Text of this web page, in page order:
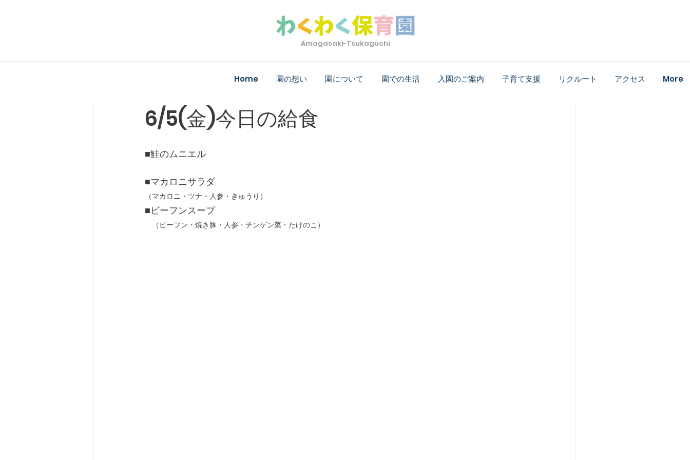
Amagasaki-Tsukaguchi
Home 園の想い 園について 園での生活 入園のご案内 子育て支援 リクルート アクセス More
6/5(金)今日の給食
■鮭のムニエル
■マカロニサラダ
（マカロニ・ツナ・人参・きゅうり）
■ビーフンスープ
（ビーフン・焼き豚・人参・チンゲン菜・たけのこ）